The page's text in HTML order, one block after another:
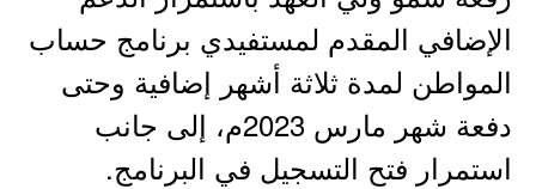
الإضافي المقدم لمستفيدي برنامج حساب
المواطن لمدة ثلاثة أشهر إضافية وحتى
دفعة شهر مارس 2023م، إلى جانب
استمرار فتح التسجيل في البرنامج.